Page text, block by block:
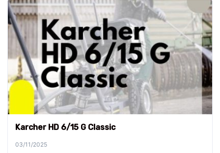
Karcher HD 6/15 G Classic
03/11/2025